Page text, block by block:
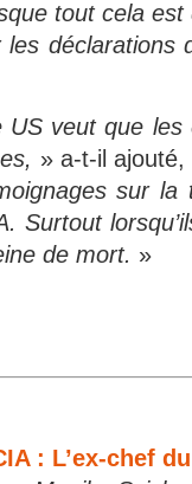
tout cela est
déclarations
veut que les
» a-t-il ajouté,
sur
Surtout
de mort. »
: L’ex-chef